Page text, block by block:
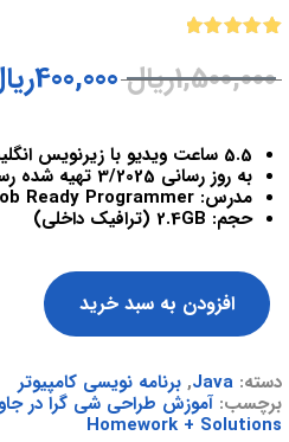
از 5
در
1,500,000ریال 400,000
5.5 ساعت ویدیو با زیرنویس انگلیسی و فارسی و کیفیت 1080
به روز رسانی 3/2025 تهیه شده رسمی یودمی ایران
مدرس: Job Ready Programmer
حجم: 2.4GB (ترافیک داخلی)
افزودن به سبد خرید
دسته: Java
, برنامه نویسی کامپیوتر
برچسب: آموزش طراحی شی گرا در
Homework + Solutions